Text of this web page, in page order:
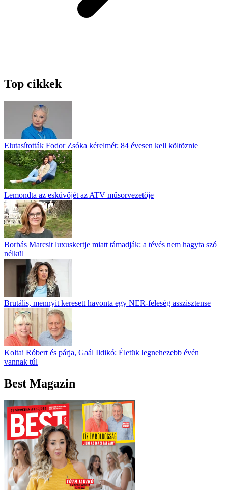
Top cikkek
Elutasították Fodor Zsóka kérelmét: 84 évesen kell költöznie
Lemondta az esküvőjét az ATV műsorvezetője
Borbás Marcsit luxuskertje miatt támadják: a tévés nem hagyta szó
nélkül
Brutális, mennyit keresett havonta egy NER-feleség asszisztense
Koltai Róbert és párja, Gaál Ildikó: Életük legnehezebb évén
vannak túl
Best Magazin